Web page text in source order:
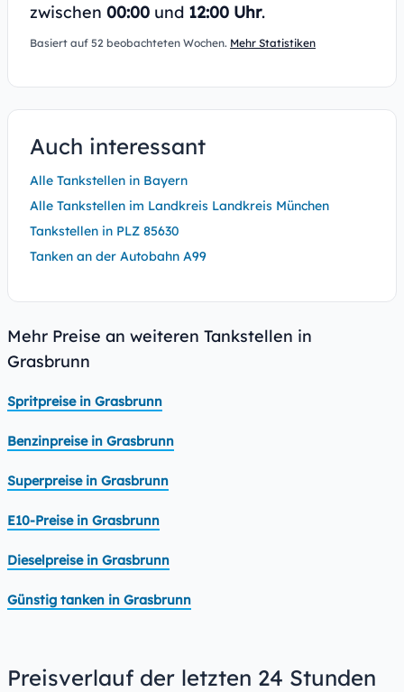
zwischen 00:00 und 12:00 Uhr.
Basiert auf 52 beobachteten Wochen. Mehr Statistiken
Auch interessant
Alle Tankstellen in Bayern
Alle Tankstellen im Landkreis Landkreis München
Tankstellen in PLZ 85630
Tanken an der Autobahn A99
Mehr Preise an weiteren Tankstellen in
Grasbrunn
Spritpreise in Grasbrunn
Benzinpreise in Grasbrunn
Superpreise in Grasbrunn
E10-Preise in Grasbrunn
Dieselpreise in Grasbrunn
Günstig tanken in Grasbrunn
Preisverlauf der letzten 24 Stunden